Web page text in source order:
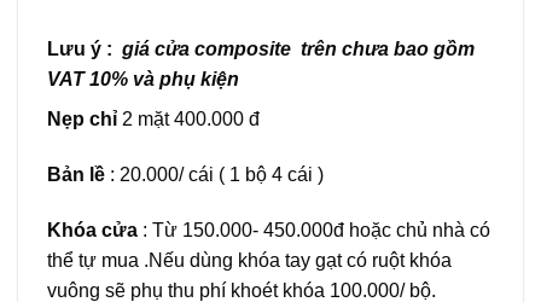
Lưu ý : giá cửa composite trên chưa bao gồm
VAT 10% và phụ kiện
Nẹp chỉ 2 mặt 400.000 đ
Bản lề : 20.000/ cái ( 1 bộ 4 cái )
Khóa cửa : Từ 150.000- 450.000đ hoặc chủ nhà có
thể tự mua .Nếu dùng khóa tay gạt có ruột khóa
vuông sẽ phụ thu phí khoét khóa 100.000/ bộ.